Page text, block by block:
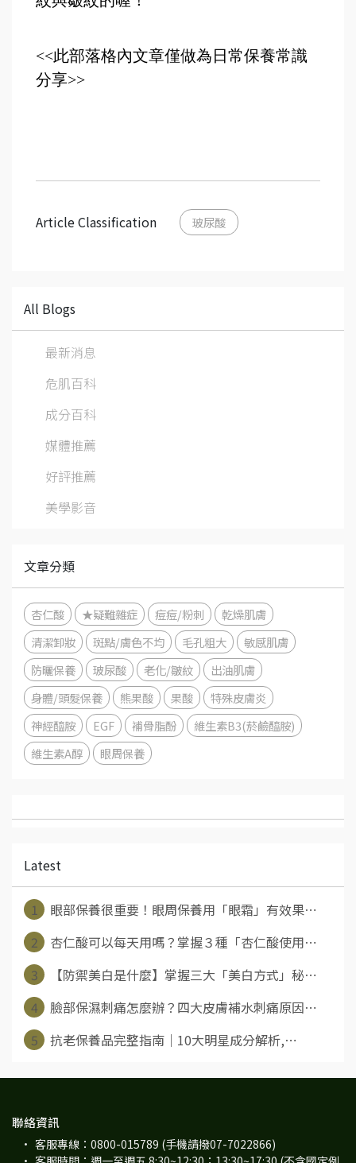
<<此部落格內文章僅做為日常保養常識
分享>>
Article Classification 玻尿酸
All Blogs
最新消息
危肌百科
成分百科
媒體推薦
好評推薦
美學影音
文章分類
杏仁酸 ★疑難雜症 痘痘/粉刺
乾燥肌膚
清潔卸妝
斑點/膚色不均 毛孔粗大
敏感肌膚
防曬保養
玻尿酸 老化/皺紋
出油肌膚
身體/頭髮保養
熊果酸 果酸
特殊皮膚炎
神經醯胺
EGF 補骨脂酚
維生素B3(菸鹼醯胺)
維生素A醇
眼周保養
Latest
1
眼部保養很重要！眼周保養用「眼霜」有效果⋯
2
杏仁酸可以每天用嗎？掌握３種「杏仁酸使用⋯
3
【防禦美白是什麼】掌握三大「美白方式」秘⋯
4
臉部保濕刺痛怎麼辦？四大皮膚補水刺痛原因⋯
5
抗老保養品完整指南｜10大明星成分解析,⋯
聯絡資訊
客服專線：0800-015789 (手機請撥07-7022866)